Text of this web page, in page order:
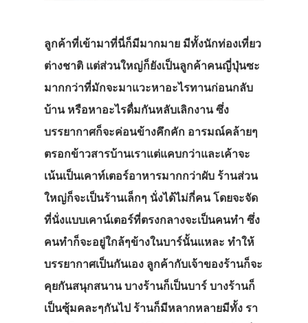
ลูกค้าที่เข้ามาที่นี่ก็มีมากมาย มีทั้งนักท่องเที่ยว
ต่างชาติ แต่ส่วนใหญ่ก็ยังเป็นลูกค้าคนญี่ปุ่นซะ
มากกว่าที่มักจะมาแวะหาอะไรทานก่อนกลับ
บ้าน หรือหาอะไรดื่มกันหลับเลิกงาน ซึ่ง
บรรยากาศก็จะค่อนข้างคึกคัก อารมณ์คล้ายๆ
ตรอกข้าวสารบ้านเราแต่แคบกว่าและเค้าจะ
เน้นเป็นเคาท์เตอร์อาหารมากกว่าผับ ร้านส่วน
ใหญ่ก็จะเป็นร้านเล็กๆ นั่งได้ไม่กี่คน โดยจะจัด
ที่นั่งแบบเคาน์เตอร์ที่ตรงกลางจะเป็นคนทำ ซึ่ง
คนทำก็จะอยู่ใกล้ๆข้างในบาร์นั้นแหละ ทำให้
บรรยากาศเป็นกันเอง ลูกค้ากับเจ้าของร้านก็จะ
คุยกันสนุกสนาน บางร้านก็เป็นบาร์ บางร้านก็
เป็นซุ้มคละๆกันไป ร้านก็มีหลากหลายมีทั้ง รา